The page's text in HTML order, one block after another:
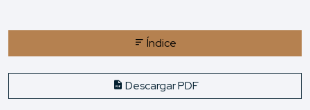
Índice
Descargar PDF